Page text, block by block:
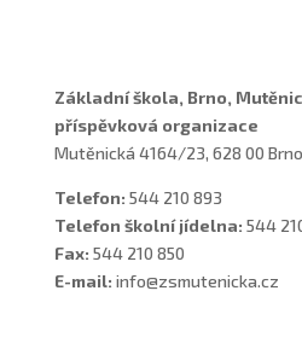
Základní škola, Brno,
příspěvková organizace
Mutěnická 4164/23, 628 00 Brno
Telefon: 544 210 893
Telefon školní jídelna: 544
Fax: 544 210 850
E-mail: info@zsmutenicka.cz